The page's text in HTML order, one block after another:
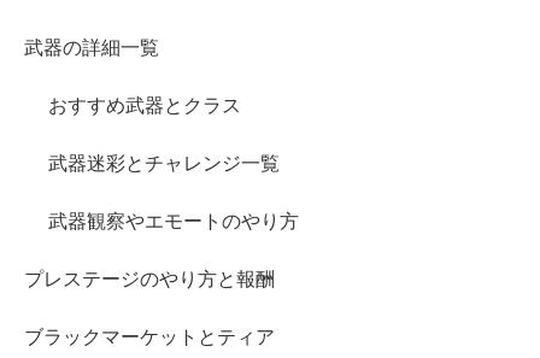
武器の詳細一覧
おすすめ武器とクラス
武器迷彩とチャレンジ一覧
武器観察やエモートのやり方
プレステージのやり方と報酬
ブラックマーケットとティア